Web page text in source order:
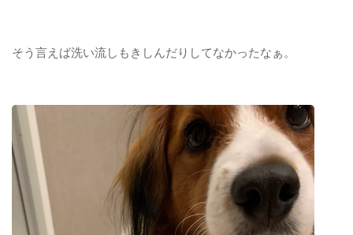
そう言えば洗い流しもきしんだりしてなかったなぁ。